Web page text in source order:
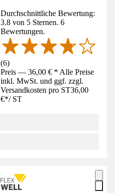
Durchschnittliche Bewertung:
3.8 von 5 Sternen. 6
Bewertungen.
(6)
Preis — 36,00 € * Alle Preise
inkl. MwSt. und ggf. zzgl.
Versandkosten pro ST36,00
€*/ ST